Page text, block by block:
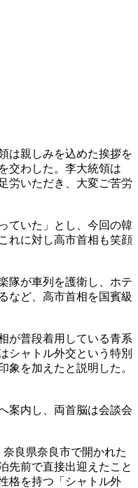
は親しみを込めた挨拶を
交わした。李大統領は
労いただき、大変ご苦労
ていた」とし、今回の韓
れに対し高市首相も笑顔
隊が車列を護衛し、ホテ
など、高市首相を国賓級
が普段着用している青系
シャトル外交という特別
象を加えたと説明した。
案内し、両首脳は会談会
良県奈良市で開かれた
先前で直接出迎えたこと
格を持つ「シャトル外